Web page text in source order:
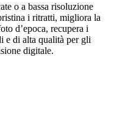
o a bassa risoluzione
i ritratti, migliora la
d’epoca, recupera i
e di alta qualità per gli
digitale.